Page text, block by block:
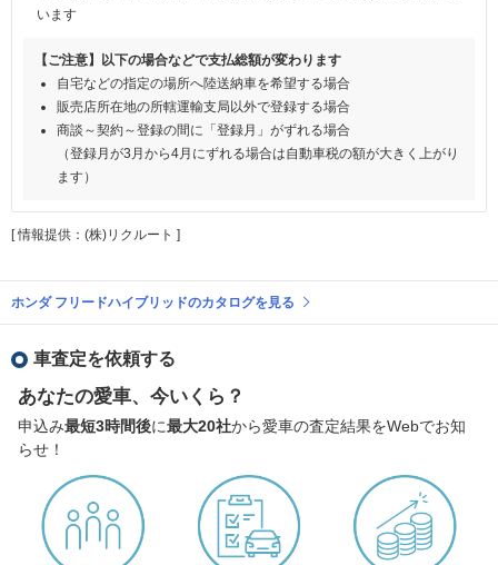
います
【ご注意】以下の場合などで支払総額が変わります
自宅などの指定の場所へ陸送納車を希望する場合
販売店所在地の所轄運輸支局以外で登録する場合
商談～契約～登録の間に「登録月」がずれる場合
（登録月が3月から4月にずれる場合は自動車税の額が大きく上がり
ます）
[ 情報提供：(株)リクルート ]
ホンダ フリードハイブリッドのカタログを見る
車査定を依頼する
あなたの愛車、今いくら？
申込み最短3時間後に最大20社から愛車の査定結果をWebでお知
らせ！